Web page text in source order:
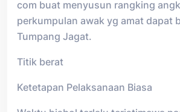
com buat menyusun rangking
perkumpulan awak yg amat dapat
Tumpang Jagat.
Titik berat
Ketetapan Pelaksanaan Biasa